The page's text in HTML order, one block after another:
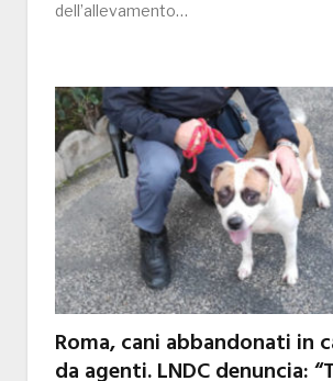
dell’allevamento…
Roma, cani abbandonati in
da agenti. LNDC denuncia: